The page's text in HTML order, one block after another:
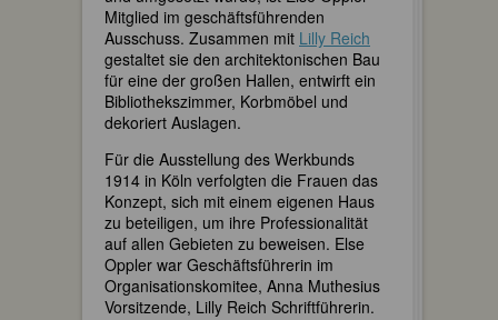
Mitglied im geschäftsführenden
Ausschuss. Zusammen mit Lilly Reich
gestaltet sie den architektonischen Bau
für eine der großen Hallen, entwirft ein
Bibliothekszimmer, Korbmöbel und
dekoriert Auslagen.
Für die Ausstellung des Werkbunds
1914 in Köln verfolgten die Frauen das
Konzept, sich mit einem eigenen Haus
zu beteiligen, um ihre Professionalität
auf allen Gebieten zu beweisen. Else
Oppler war Geschäftsführerin im
Organisationskomitee, Anna Muthesius
Vorsitzende, Lilly Reich Schriftführerin.